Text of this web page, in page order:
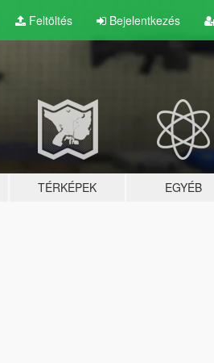
Feltöltés Bejelentkezés
TÉRKÉPEK EGYÉB